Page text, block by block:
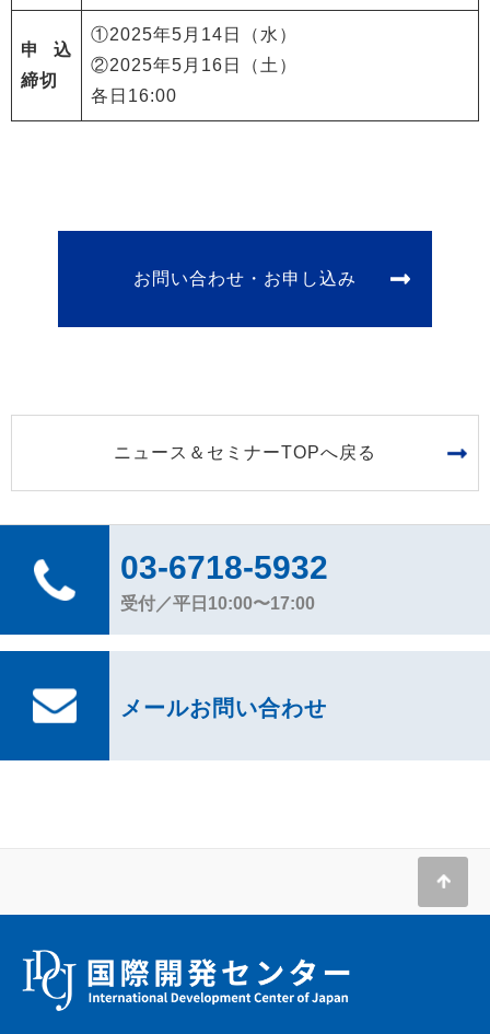
申込
締切
①2025年5月14日（水）
②2025年5月16日（土）
各日16:00
お問い合わせ・お申し込み
ニュース＆セミナーTOPへ戻る
03-6718-5932
受付／平日10:00〜17:00
メールお問い合わせ